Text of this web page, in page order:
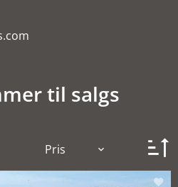
til salgs
Pris